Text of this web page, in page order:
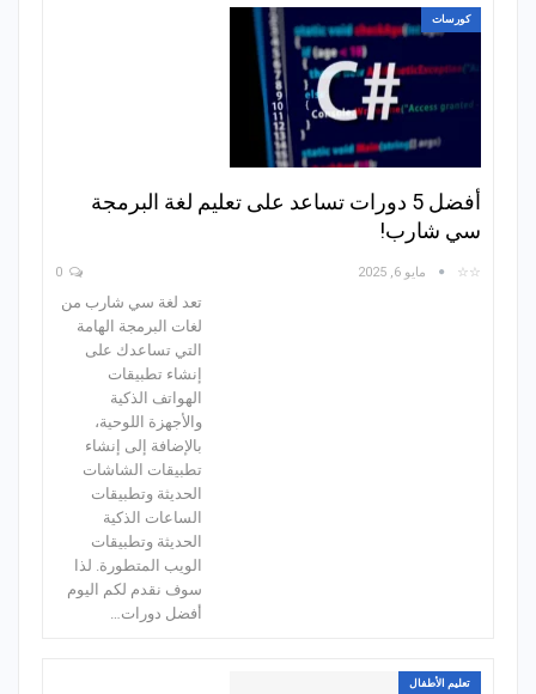
كورسات
أفضل 5 دورات تساعد على تعليم لغة البرمجة
سي شارب!
☆☆ مايو 6, 2025
تعد لغة سي شارب من
لغات البرمجة الهامة
التي تساعدك على
إنشاء تطبيقات
الهواتف الذكية
والأجهزة اللوحية،
بالإضافة إلى إنشاء
تطبيقات الشاشات
الحديثة وتطبيقات
الساعات الذكية
الحديثة وتطبيقات
الويب المتطورة. لذا
سوف نقدم لكم اليوم
أفضل دورات…
تعليم الأطفال